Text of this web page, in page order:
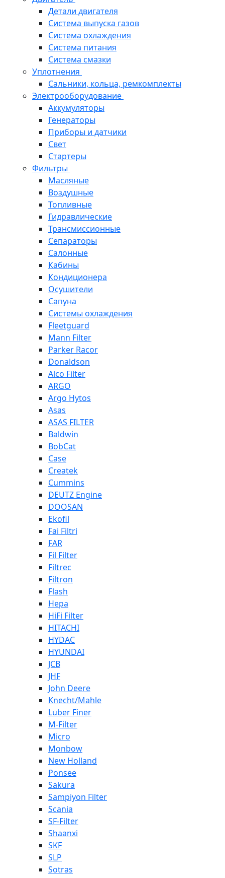
Детали двигателя
Система выпуска газов
Система охлаждения
Система питания
Система смазки
Уплотнения
Сальники, кольца, ремкомплекты
Электрооборудование
Аккумуляторы
Генераторы
Приборы и датчики
Свет
Стартеры
Фильтры
Масляные
Воздушные
Топливные
Гидравлические
Трансмиссионные
Сепараторы
Салонные
Кабины
Кондиционера
Осушители
Сапуна
Системы охлаждения
Fleetguard
Mann Filter
Parker Racor
Donaldson
Alco Filter
ARGO
Argo Hytos
Asas
ASAS FILTER
Baldwin
BobCat
Case
Createk
Cummins
DEUTZ Engine
DOOSAN
Ekofil
Fai Filtri
FAR
Fil Filter
Filtrec
Filtron
Flash
Hepa
HiFi Filter
HITACHI
HYDAC
HYUNDAI
JCB
JHF
John Deere
Knecht/Mahle
Luber Finer
M-Filter
Micro
Monbow
New Holland
Ponsee
Sakura
Sampiyon Filter
Scania
SF-Filter
Shaanxi
SKF
SLP
Sotras